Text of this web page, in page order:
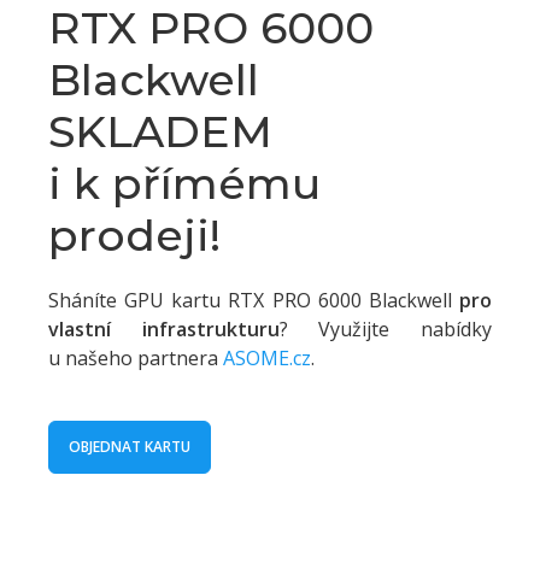
RTX PRO 6000
Blackwell
SKLADEM
i k přímému
prodeji!
Sháníte GPU kartu RTX PRO 6000 Blackwell pro
vlastní infrastrukturu? Využijte nabídky
u našeho partnera ASOME.cz.
OBJEDNAT KARTU